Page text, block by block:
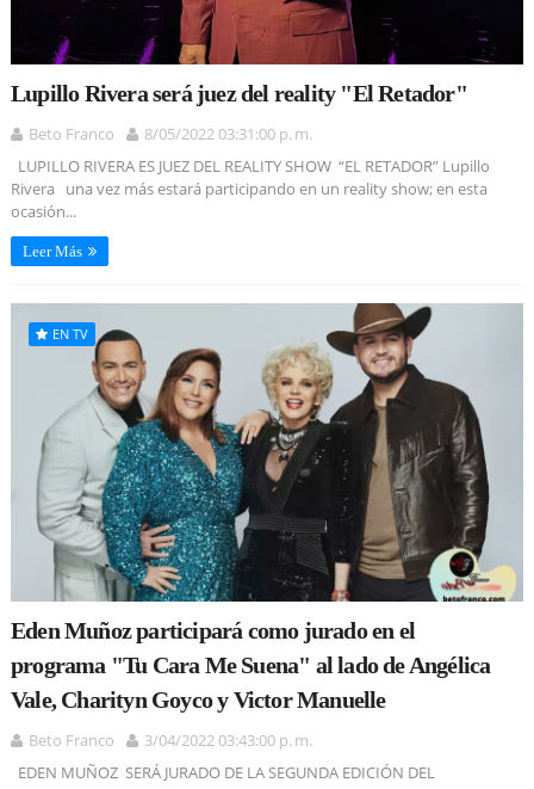
Lupillo Rivera será juez del reality "El Retador"
Beto Franco
8/05/2022 03:31:00 p. m.
LUPILLO RIVERA ES JUEZ DEL REALITY SHOW “EL RETADOR” Lupillo
Rivera una vez más estará participando en un reality show; en esta
ocasión...
Leer Más
EN TV
Eden Muñoz participará como jurado en el
programa "Tu Cara Me Suena" al lado de Angélica
Vale, Charityn Goyco y Victor Manuelle
Beto Franco
3/04/2022 03:43:00 p. m.
EDEN MUÑOZ SERÁ JURADO DE LA SEGUNDA EDICIÓN DEL